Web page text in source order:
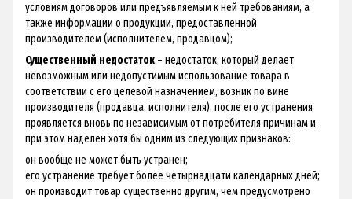
условиям договоров или предъявляемым к ней требованиям, а
также информации о продукции, предоставленной
производителем (исполнителем, продавцом);
Существенный недостаток – недостаток, который делает
невозможным или недопустимым использование товара в
соответствии с его целевой назначением, возник по вине
производителя (продавца, исполнителя), после его устранения
проявляется вновь по независимым от потребителя причинам и
при этом наделен хотя бы одним из следующих признаков:
он вообще не может быть устранен;
его устранение требует более четырнадцати календарных дней;
он производит товар существенно другим, чем предусмотрено